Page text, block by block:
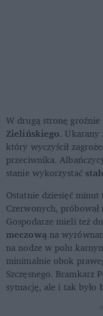
W drugą stronę groźnie
Zielińskiego. Ukarany
który wyczyścił
przeciwnika.
stanie wykorzystać
Ostatnie dziesięć minut
Czerwonych,
Gospodarze mieli też
meczową na
na nodze w polu
minimalnie obok
Szczęsnego. Bramkarz
sytuację, ale i tak było